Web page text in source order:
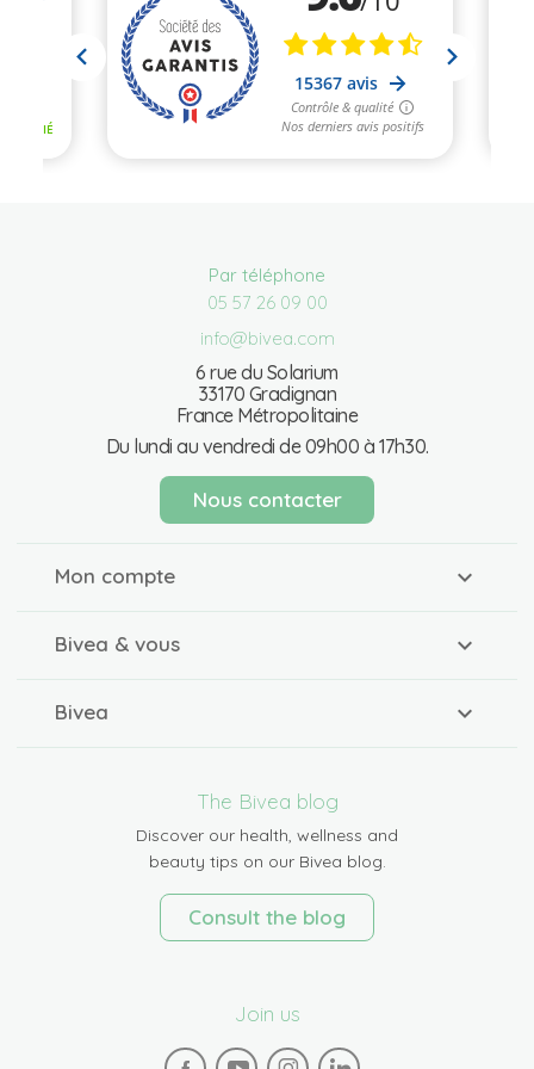
Par téléphone
05 57 26 09 00
info@bivea.com
6 rue du Solarium
33170 Gradignan
France Métropolitaine
Du lundi au vendredi de 09h00 à 17h30.
Nous contacter
Mon compte
Bivea & vous
Bivea
The Bivea blog
Discover our health, wellness and
beauty tips on our Bivea blog.
Consult the blog
Join us